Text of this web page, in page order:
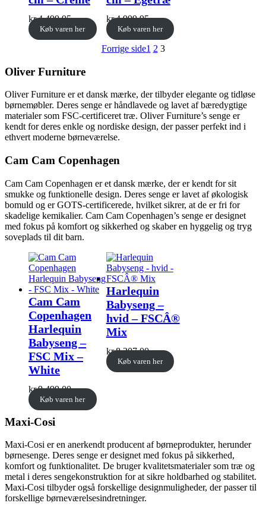
kr.4.499,95
Køb varen her
kr.4.999,95
Køb varen her
Forrige side1 2 3
Oliver Furniture
Oliver Furniture er et dansk mærke, der tilbyder elegante og tidløse
børnemøbler. Deres senge er håndlavede og lavet af bæredygtige
materialer som FSC-certificeret træ. Oliver Furniture’s senge er
kendt for deres enkle og nordiske design, der passer perfekt ind i
ethvert moderne børneværelse.
Cam Cam Copenhagen
Cam Cam Copenhagen er et dansk mærke, der er kendt for sit
smukke og funktionelle design. Deres senge er lavet af økologisk
bomuld og er GOTS-certificerede, hvilket sikrer, at de er fri for
skadelige kemikalier. Cam Cam Copenhagen’s senge er designet
med fokus på komfort og sikkerhed og skaber en hyggelig og tryg
soveplads til dit barn.
Cam Cam
Copenhagen
Harlequin
Babyseng –
FSC Mix –
White
kr.9.499,00
Køb varen her
Harlequin
Babyseng –
hvid – FSCÂ®
Mix
kr.8.207,00
Køb varen her
Maxi-Cosi
Maxi-Cosi er en anerkendt producent af børneprodukter, herunder
børnesenge. Deres senge er designet med fokus på sikkerhed,
komfort og funktionalitet. De bruger kvalitetsmaterialer som træ og
metal i deres sengekonstruktion for at sikre holdbarhed og stabilitet.
Maxi-Cosi tilbyder også forskellige designmuligheder, der passer til
forskellige børneværelsesindretninger.